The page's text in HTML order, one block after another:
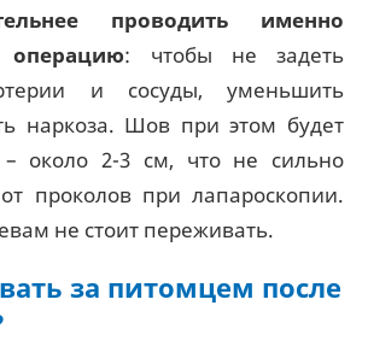
проводить именно
операцию: чтобы не задеть
и сосуды, уменьшить
наркоза. Шов при этом будет
около 2-3 см, что не сильно
проколов при лапароскопии.
не стоит переживать.
за питомцем после